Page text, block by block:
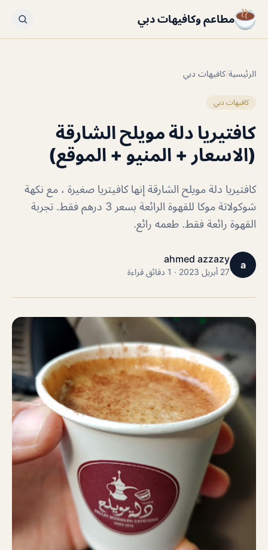
مطاعم وكافيهات دبي
الرئيسية/كافيهات دبي
كافيهات دبي
كافتيريا دلة مويلح الشارقة
(الاسعار + المنيو + الموقع)
كافتيريا دلة مويلح الشارقة إنها كافيتريا صغيرة ، مع نكهة
شوكولاتة موكا للقهوة الرائعة بسعر 3 درهم فقط. تجربة
القهوة رائعة فقط. طعمه رائع.
a
ahmed azzazy
27 أبريل 2023 · 1 دقائق قراءة